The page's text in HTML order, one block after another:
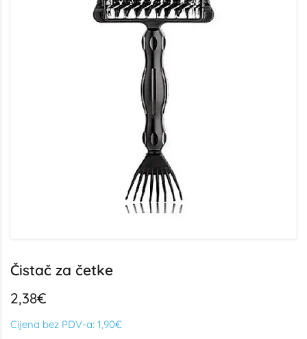
Čistač za četke
2,38€
Cijena bez PDV-a: 1,90€